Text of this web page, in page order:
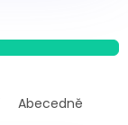
Abecedně